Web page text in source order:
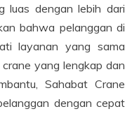
luas dengan lebih dari
bahwa pelanggan di
layanan yang sama
yang lengkap dan
Sahabat Crane
dengan cepat